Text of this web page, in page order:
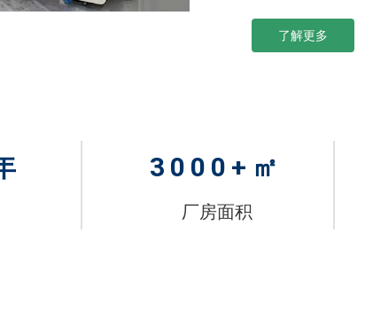
了解更多
厂房面积
3000 +㎡